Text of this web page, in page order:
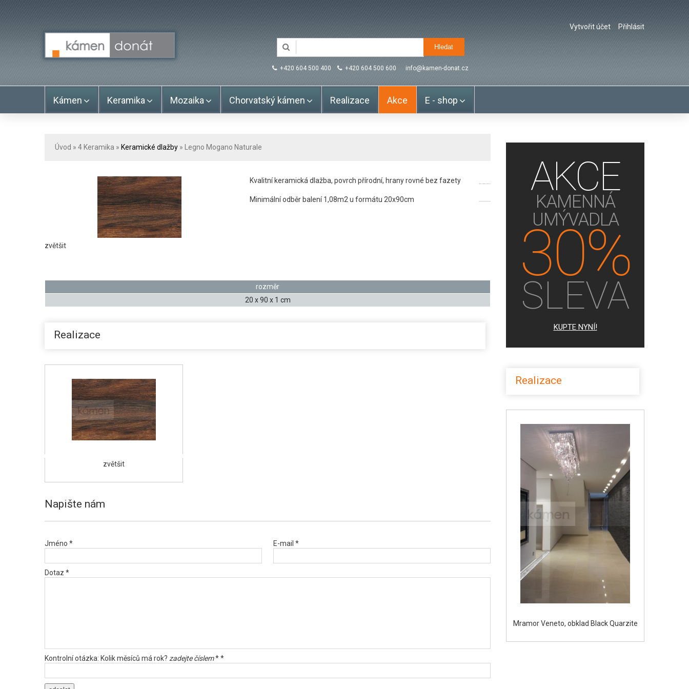
Přihlásit
Vytvořit účet
+420 604 500 400 +420 604 500 600 info@kamen-donat.cz
Kámen Keramika Mozaika Chorvatský kámen Realizace Akce E - shop
Úvod » 4 Keramika » Keramické dlažby » Legno Mogano Naturale
zvětšit
Kvalitní keramická dlažba, povrch přírodní, hrany rovné bez fazety
Minimální odběr balení 1,08m2 u formátu 20x90cm
rozměr
20 x 90 x 1 cm
Realizace
zvětšit
Napište nám
Jméno * E-mail *
Dotaz *
Kontrolní otázka: Kolik měsíců má rok? zadejte číslem* *
AKCE
KAMENNÁ
UMÝVADLA
30%
SLEVA
KUPTE NYNÍ!
Realizace
Mramor Veneto, obklad Black Quarzite